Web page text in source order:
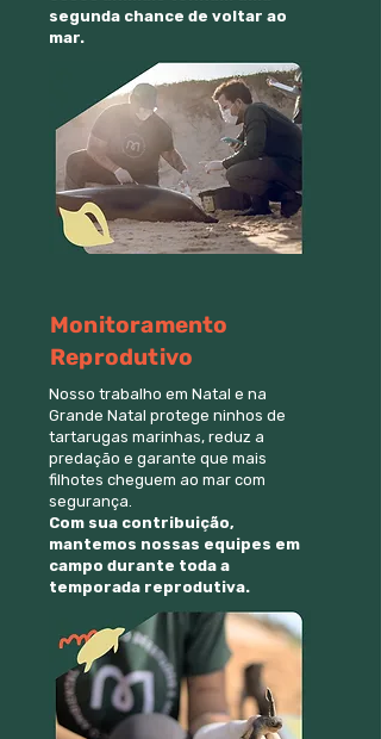
segunda chance de voltar ao
mar.
Monitoramento
Reprodutivo
Nosso trabalho em Natal e na
Grande Natal protege ninhos de
tartarugas marinhas, reduz a
predação e garante que mais
filhotes cheguem ao mar com
segurança.
Com sua contribuição,
mantemos nossas equipes em
campo durante toda a
temporada reprodutiva.